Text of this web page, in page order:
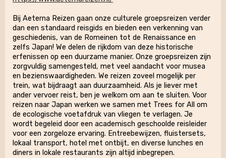
Bij Aeterna Reizen gaan onze culturele groepsreizen verder
dan een standaard reisgids en bieden een verkenning van
geschiedenis, van de Romeinen tot de Renaissance en
zelfs Japan! We delen de rijkdom van deze historische
erfenissen op een duurzame manier. Onze groepsreizen zijn
zorgvuldig samengesteld, met veel aandacht voor musea
en bezienswaardigheden. We reizen zoveel mogelijk per
trein, wat bijdraagt aan duurzaamheid. Als je liever met
ander vervoer reist, ben je welkom om aan te sluiten. Voor
reizen naar Japan werken we samen met Trees for All om
de ecologische voetafdruk van vliegen te verlagen. Je
wordt begeleid door een academisch geschoolde reisleider
voor een zorgeloze ervaring. Entreebewijzen, fluistersets,
lokaal transport, hotel met ontbijt, en diverse lunches en
diners in lokale restaurants zijn altijd inbegrepen.